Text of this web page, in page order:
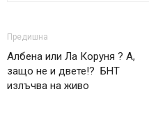
Предишна
Албена или Ла Коруня ? А,
защо не и двете!? БНТ
излъчва на живо